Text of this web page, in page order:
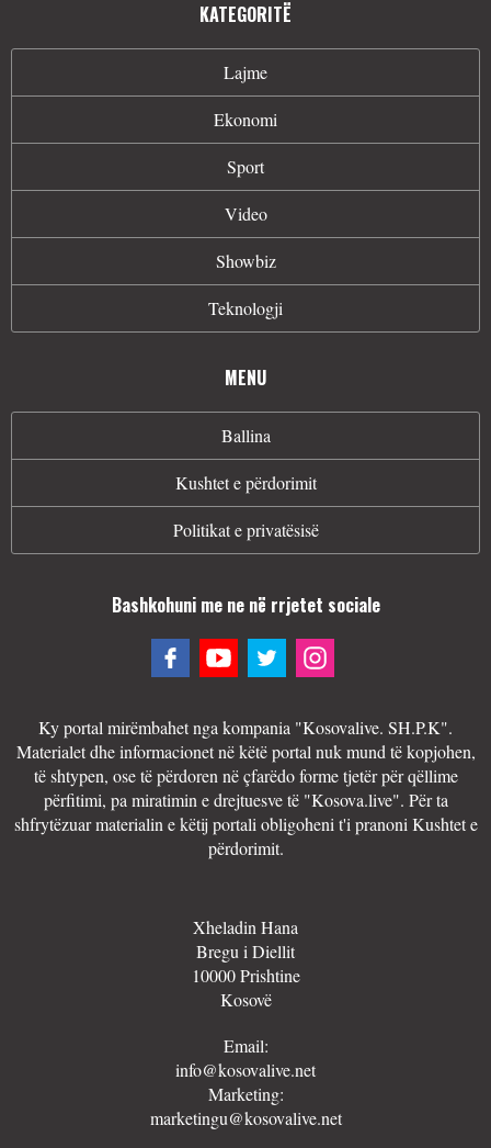
KATEGORITË
Lajme
Ekonomi
Sport
Video
Showbiz
Teknologji
MENU
Ballina
Kushtet e përdorimit
Politikat e privatësisë
Bashkohuni me ne në rrjetet sociale
Ky portal mirëmbahet nga kompania "Kosovalive. SH.P.K".
Materialet dhe informacionet në këtë portal nuk mund të kopjohen,
të shtypen, ose të përdoren në çfarëdo forme tjetër për qëllime
përfitimi, pa miratimin e drejtuesve të "Kosova.live". Për ta
shfrytëzuar materialin e këtij portali obligoheni t'i pranoni Kushtet e
përdorimit.
Xheladin Hana
Bregu i Diellit
10000 Prishtine
Kosovë
Email:
info@kosovalive.net
Marketing:
marketingu@kosovalive.net